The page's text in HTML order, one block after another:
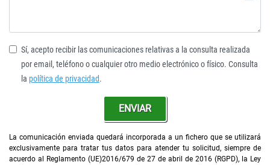
Sí, acepto recibir las comunicaciones relativas a la consulta realizada
por email, teléfono o cualquier otro medio electrónico o físico. Consulta
la política de privacidad.
ENVIAR
La comunicación enviada quedará incorporada a un fichero que se utilizará
exclusivamente para tratar tus datos para atender tu solicitud, siempre de
acuerdo al Reglamento (UE)2016/679 de 27 de abril de 2016 (RGPD), la Ley